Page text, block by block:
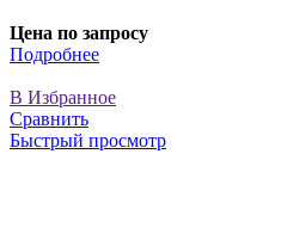
Цена по запросу
Подробнее
В Избранное
Сравнить
Быстрый просмотр